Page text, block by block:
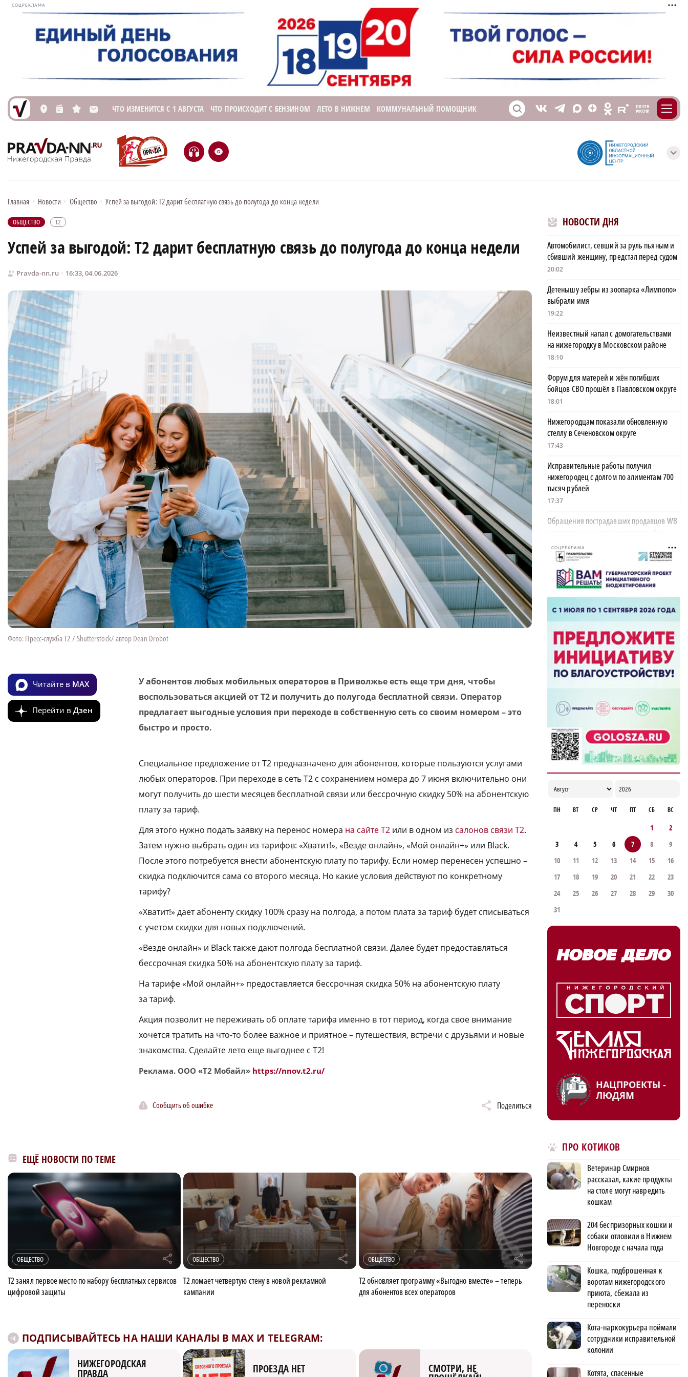
СОЦРЕКЛАМА
L n s M ЧТО ИЗМЕНИТСЯ С 1 АВГУСТА ЧТО ПРОИСХОДИТ С БЕНЗИНОМ ЛЕТО В НИЖНЕМ КОММУНАЛЬНЫЙ ПОМОЩНИК S V T X Z O E m
H e с
Главная • Новости • Общество • Успей за выгодой: Т2 дарит бесплатную связь до полугода до конца недели
ОБЩЕСТВО Т2
Успей за выгодой: Т2 дарит бесплатную связь до полугода до конца недели
Pravda-nn.ru 16:33, 04.06.2026
Фото: Пресс-служба T2 / Shutterstock/ автор Dean Drobot
Читайте в MAX
Перейти в Дзен
У абонентов любых мобильных операторов в Приволжье есть еще три дня, чтобы
воспользоваться акцией от Т2 и получить до полугода бесплатной связи. Оператор
предлагает выгодные условия при переходе в собственную сеть со своим номером – это
быстро и просто.
Специальное предложение от Т2 предназначено для абонентов, которые пользуются услугами
любых операторов. При переходе в сеть Т2 с сохранением номера до 7 июня включительно они
могут получить до шести месяцев бесплатной связи или бессрочную скидку 50% на абонентскую
плату за тариф.
Для этого нужно подать заявку на перенос номера на сайте T2 или в одном из салонов связи T2.
Затем нужно выбрать один из тарифов: «Хватит!», «Везде онлайн», «Мой онлайн+» или Black.
После этого потребуется внести абонентскую плату по тарифу. Если номер перенесен успешно –
скидка подключится сама со второго месяца. Но какие условия действуют по конкретному
тарифу?
«Хватит!» дает абоненту скидку 100% сразу на полгода, а потом плата за тариф будет списываться
с учетом скидки для новых подключений.
«Везде онлайн» и Black также дают полгода бесплатной связи. Далее будет предоставляться
бессрочная скидка 50% на абонентскую плату за тариф.
На тарифе «Мой онлайн+» предоставляется бессрочная скидка 50% на абонентскую плату
за тариф.
Акция позволит не переживать об оплате тарифа именно в тот период, когда свое внимание
хочется тратить на что-то более важное и приятное – путешествия, встречи с друзьями и новые
знакомства. Сделайте лето еще выгоднее с Т2!
Реклама. ООО «Т2 Мобайл» https://nnov.t2.ru/
Сообщить об ошибке Поделиться
ЕЩЁ НОВОСТИ ПО ТЕМЕ
ОБЩЕСТВО r
Т2 занял первое место по набору бесплатных сервисов
цифровой защиты
ОБЩЕСТВО r
Т2 ломает четвертую стену в новой рекламной
кампании
ОБЩЕСТВО r
Т2 обновляет программу «Выгодно вместе» – теперь
для абонентов всех операторов
ПОДПИСЫВАЙТЕСЬ НА НАШИ КАНАЛЫ В MAX И TELEGRAM:
НИЖЕГОРОДСКАЯ
ПРАВДА ПРОЕЗДА НЕТ СМОТРИ, НЕ
НОВОСТИ ДНЯ
Автомобилист, севший за руль пьяным и
сбивший женщину, предстал перед судом
20:02
Детенышу зебры из зоопарка «Лимпопо»
выбрали имя
19:22
Неизвестный напал с домогательствами
на нижегородку в Московском районе
18:10
Форум для матерей и жён погибших
бойцов СВО прошёл в Павловском округе
18:01
Нижегородцам показали обновленную
стеллу в Сеченовском округе
17:43
Исправительные работы получил
нижегородец с долгом по алиментам 700
тысяч рублей
17:37
Обращения пострадавших продавцов WB
рассмотрят на заседании оперштаба в
августе
17:21
Нижегородская область вошла в число
лидеров научно-популярного туризма
17:10
Специальный концерт «Музыка
балконов» пройдет в Нижнем Новгороде
15 августа
17:06
Опасное сливочное масло обнаружили в
Нижегородской области
17:00
СОЦРЕКЛАМА
ПН ВТ СР ЧТ ПТ СБ ВС
1
2
3
4 5 6 7 8
9
10
11 12 13 14 15
16
17
18 19 20 21 22
23
24
25 26 27 28 29
30
31
НАЦПРОЕКТЫ -
ЛЮДЯМ
ПРО КОТИКОВ
Ветеринар Смирнов
рассказал, какие продукты
на столе могут навредить
кошкам
204 беспризорных кошки и
собаки отловили в Нижнем
Новгороде с начала года
Кошка, подброшенная к
воротам нижегородского
приюта, сбежала из
переноски
Кота-наркокурьера поймали
сотрудники исправительной
колонии
Котята, спасенные